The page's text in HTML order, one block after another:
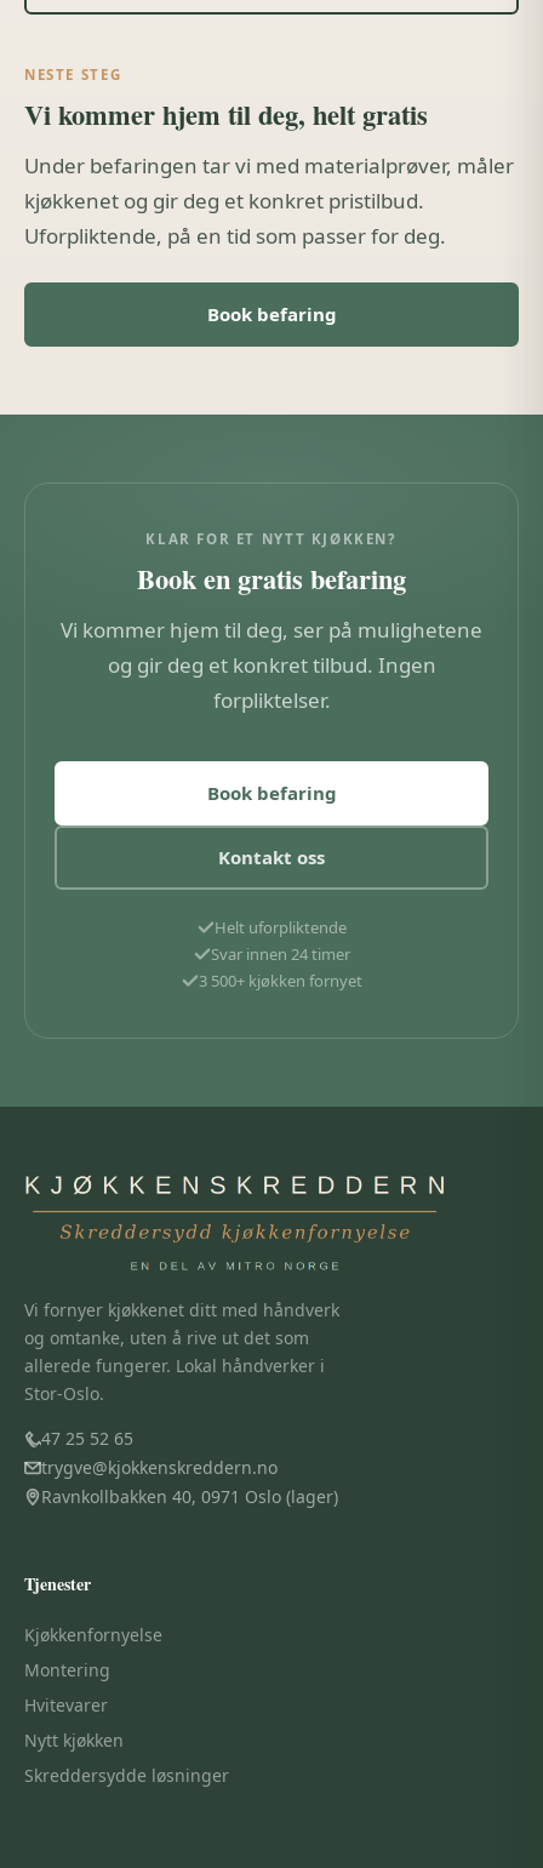
NESTE STEG
Vi kommer hjem til deg, helt gratis
Under befaringen tar vi med materialprøver, måler
kjøkkenet og gir deg et konkret pristilbud.
Uforpliktende, på en tid som passer for deg.
Book befaring
KLAR FOR ET NYTT KJØKKEN?
Book en gratis befaring
Vi kommer hjem til deg, ser på mulighetene
og gir deg et konkret tilbud. Ingen
forpliktelser.
Book befaring
Kontakt oss
Helt uforpliktende
Svar innen 24 timer
3 500+ kjøkken fornyet
Vi fornyer kjøkkenet ditt med håndverk
og omtanke, uten å rive ut det som
allerede fungerer. Lokal håndverker i
Stor-Oslo.
47 25 52 65
trygve@kjokkenskreddern.no
Ravnkollbakken 40, 0971 Oslo (lager)
Tjenester
Kjøkkenfornyelse
Montering
Hvitevarer
Nytt kjøkken
Skreddersydde løsninger